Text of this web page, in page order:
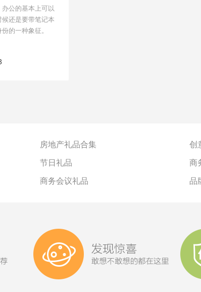
公的基本上可以
还是要带笔记本
的一种象征。
务送礼的钢笔如
房地产礼品合集 创
节日礼品 商
商务会议礼品 品